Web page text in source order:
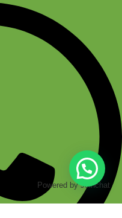
Powered byJoinchat